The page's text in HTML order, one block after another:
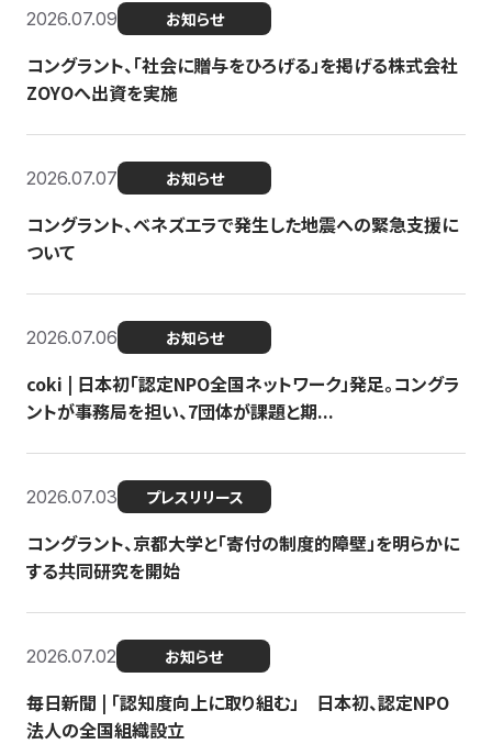
2026.07.09 お知らせ
コングラント、「社会に贈与をひろげる」を掲げる株式会社
ZOYOへ出資を実施
2026.07.07 お知らせ
コングラント、ベネズエラで発生した地震への緊急支援に
ついて
2026.07.06 お知らせ
coki | 日本初「認定NPO全国ネットワーク」発足。コングラ
ントが事務局を担い、7団体が課題と期...
2026.07.03 プレスリリース
コングラント、京都大学と「寄付の制度的障壁」を明らかに
する共同研究を開始
2026.07.02 お知らせ
毎日新聞 | 「認知度向上に取り組む」 日本初、認定NPO
法人の全国組織設立